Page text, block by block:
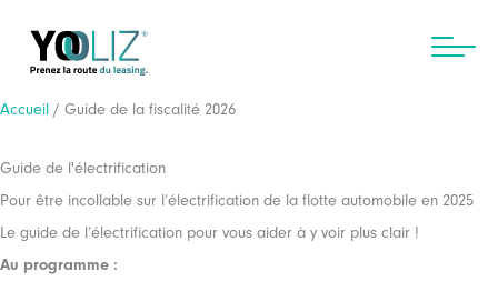
contenu
Accueil / Guide de la fiscalité 2026
Guide de l'électrification
Pour être incollable sur l’électrification de la flotte automobile en 2025
Le guide de l’électrification pour vous aider à y voir plus clair !
Au programme :